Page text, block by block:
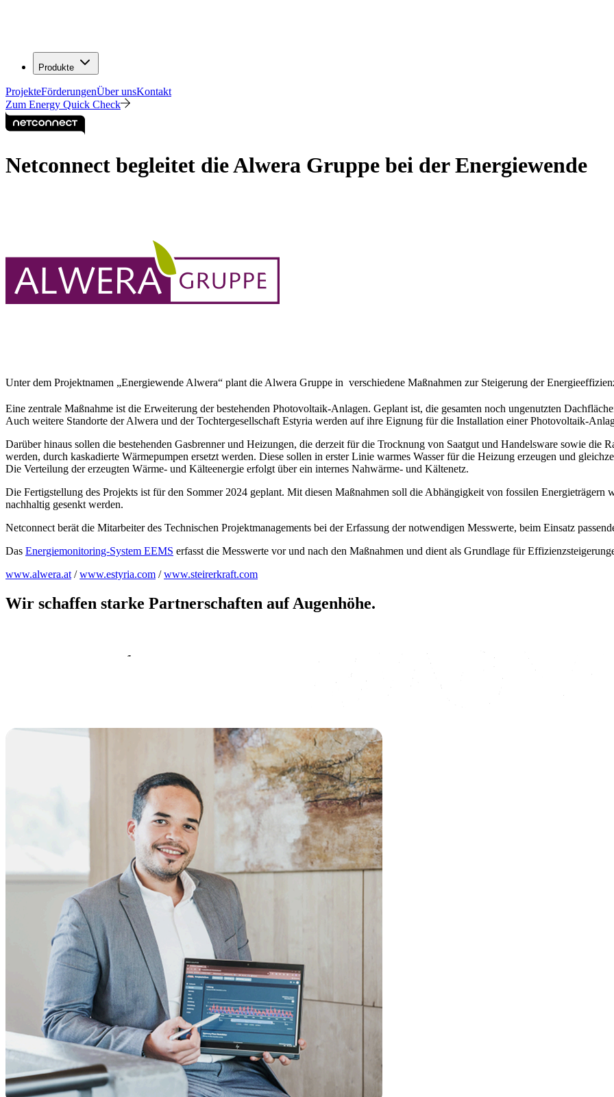
Produkte
ProjekteFörderungenÜber unsKontakt
Zum Energy Quick Check
Netconnect begleitet die Alwera Gruppe bei der Energiewende
Unter dem Projektnamen „Energiewende Alwera“ plant die Alwera Gruppe in verschiedene Maßnahmen zur Steigerung der
Eine zentrale Maßnahme ist die Erweiterung der bestehenden Photovoltaik-Anlagen. Geplant ist, die gesamten noch ungenutzten
Auch weitere Standorte der Alwera und der Tochtergesellschaft Estyria werden auf ihre Eignung für die Installation einer Photovoltaik-
Darüber hinaus sollen die bestehenden Gasbrenner und Heizungen, die derzeit für die Trocknung von Saatgut und Handelsware sowie die
werden, durch kaskadierte Wärmepumpen ersetzt werden. Diese sollen in erster Linie warmes Wasser für die Heizung erzeugen und
Die Verteilung der erzeugten Wärme- und Kälteenergie erfolgt über ein internes Nahwärme- und Kältenetz.
Die Fertigstellung des Projekts ist für den Sommer 2024 geplant. Mit diesen Maßnahmen soll die Abhängigkeit von fossilen
nachhaltig gesenkt werden.
Netconnect berät die Mitarbeiter des Technischen Projektmanagements bei der Erfassung der notwendigen Messwerte, beim Einsatz
Das Energiemonitoring-System EEMS erfasst die Messwerte vor und nach den Maßnahmen und dient als Grundlage für
www.alwera.at /www.estyria.com /www.steirerkraft.com
Wir schaffen starke Partnerschaften auf Augenhöhe.